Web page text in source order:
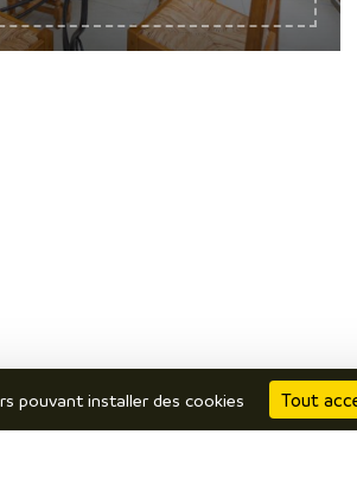
pouvant installer des cookies Tout